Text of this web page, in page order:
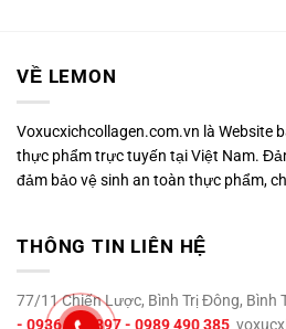
VỀ LEMON
Voxucxichcollagen.com.vn là Website
thực phẩm trực tuyến tại Việt Nam.
đảm bảo vệ sinh an toàn thực phẩm,
THÔNG TIN LIÊN HỆ
77/11 Chiến Lược, Bình Trị Đông, Bình
- 0936 995 897 - 0989 490 385